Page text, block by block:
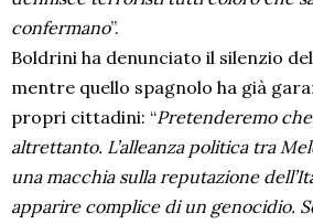
confermano”.
Boldrini ha denunciato il silenzio
mentre quello spagnolo ha già
propri cittadini: “Pretenderemo
altrettanto. L’alleanza politica tra
una macchia sulla reputazione
apparire complice di un genocidio.